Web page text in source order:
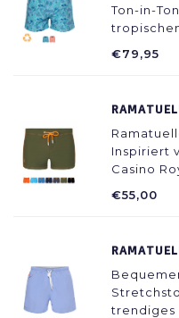
Ton-in-
von ihren
€79,95
Inspiriert
Casino
den
€55,00
trendiges